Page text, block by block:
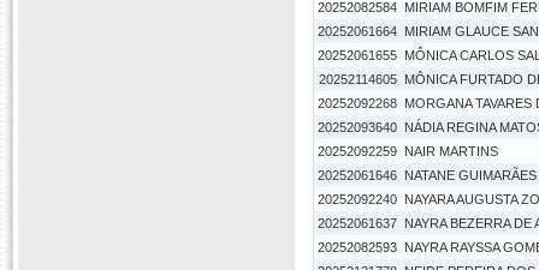
20252082584 MIRIAM BOMFIM
20252061664 MIRIAM GLAUCE
20252061655 MÔNICA CARLOS
20252114605
MÔNICA FURTADO
20252092268 MORGANA TAVARES
20252093640 NÁDIA REGINA
20252092259 NAIR MARTINS
20252061646 NATANE GUIMARÃES
20252092240 NAYARA AUGUSTA
20252061637 NAYRA BEZERRA DE
20252082593 NAYRA RAYSSA